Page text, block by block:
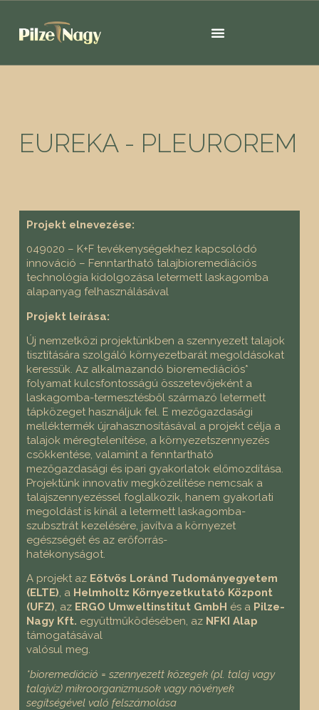
EUREKA - PLEUROREM
Projekt elnevezése:
049020 – K+F tevékenységekhez kapcsolódó
innováció – Fenntartható talajbioremediációs
technológia kidolgozása letermett laskagomba
alapanyag felhasználásával
Projekt leírása:
Új nemzetközi projektünkben a szennyezett talajok
tisztítására szolgáló környezetbarát megoldásokat
keressük. Az alkalmazandó bioremediációs*
folyamat kulcsfontosságú összetevőjeként a
laskagomba-termesztésből származó letermett
tápközeget használjuk fel. E mezőgazdasági
melléktermék újrahasznosításával a projekt célja a
talajok méregtelenítése, a környezetszennyezés
csökkentése, valamint a fenntartható
mezőgazdasági és ipari gyakorlatok előmozdítása.
Projektünk innovatív megközelítése nemcsak a
talajszennyezéssel foglalkozik, hanem gyakorlati
megoldást is kínál a letermett laskagomba-
szubsztrát kezelésére, javítva a környezet
egészségét és az erőforrás-
hatékonyságot.
A projekt az Eötvös Loránd Tudományegyetem
(ELTE), a Helmholtz Környezetkutató Központ
(UFZ), az ERGO Umweltinstitut GmbH és a Pilze-
Nagy Kft. együttműködésében, az NFKI Alap
támogatásával
valósul meg.
*bioremediáció = szennyezett közegek (pl. talaj vagy
talajvíz) mikroorganizmusok vagy növények
segítségével való felszámolása